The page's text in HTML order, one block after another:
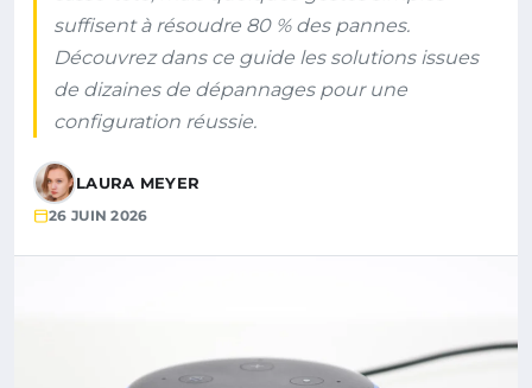
suffisent à résoudre 80 % des pannes.
Découvrez dans ce guide les solutions issues
de dizaines de dépannages pour une
configuration réussie.
LAURA MEYER
26 JUIN 2026